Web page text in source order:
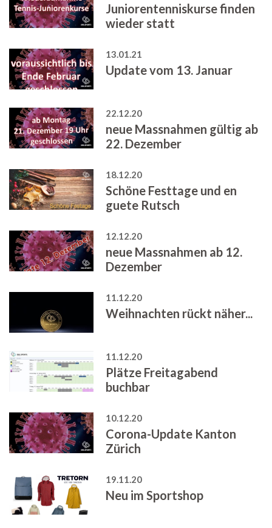
Juniorentenniskurse finden
wieder statt
13.01.21
Update vom 13. Januar
22.12.20
neue Massnahmen gültig ab
22. Dezember
18.12.20
Schöne Festtage und en
guete Rutsch
12.12.20
neue Massnahmen ab 12.
Dezember
11.12.20
Weihnachten rückt näher...
11.12.20
Plätze Freitagabend
buchbar
10.12.20
Corona-Update Kanton
Zürich
19.11.20
Neu im Sportshop